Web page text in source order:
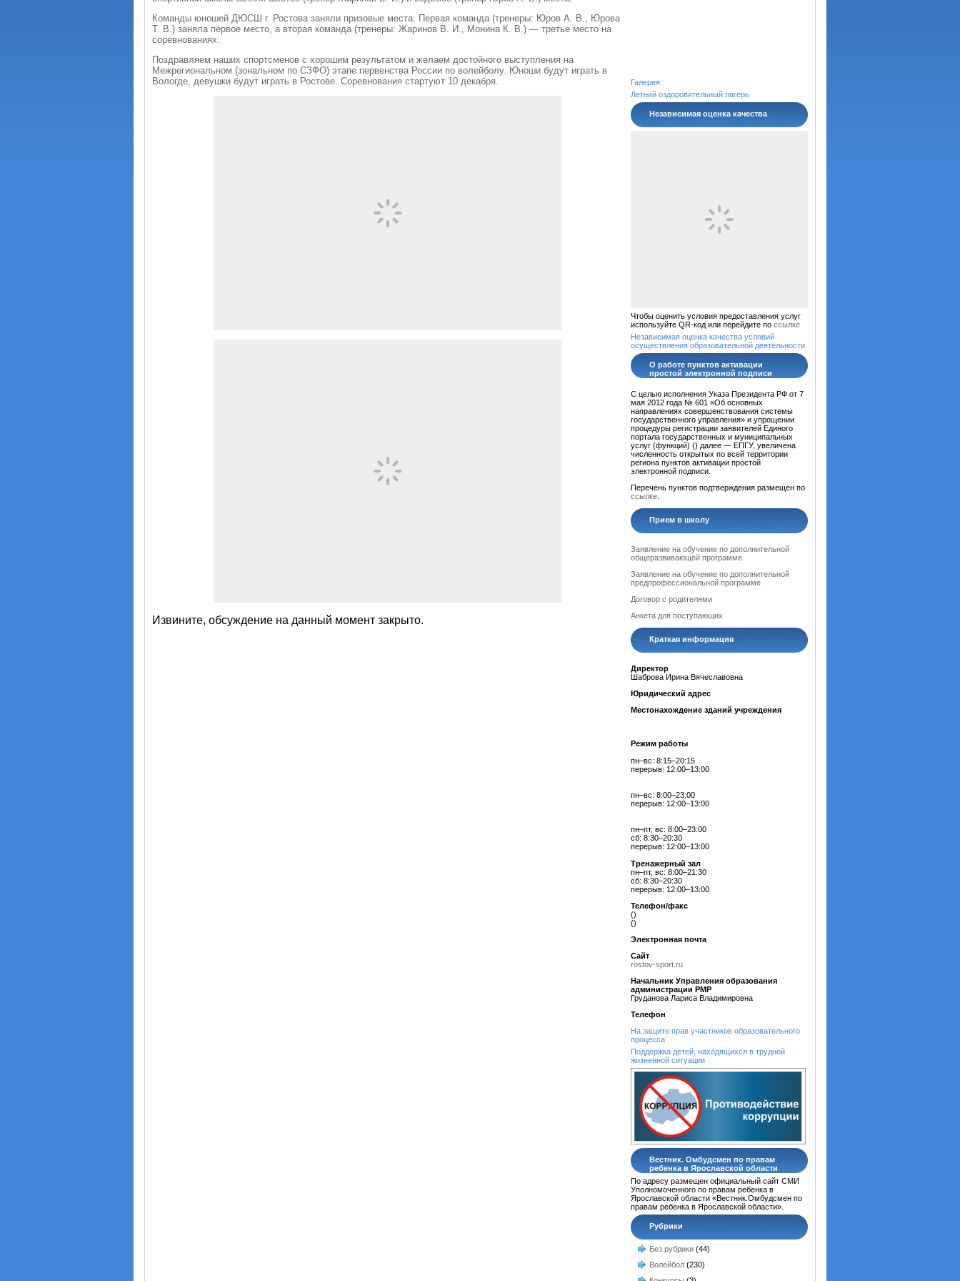
Команды юношей ДЮСШ г. Ростова заняли призовые места. Первая команда (тренеры: Юров А. В., Юрова
Т. В.) заняла первое место, а вторая команда (тренеры: Жаринов В. И., Монина К. В.) — третье место на
соревнованиях.
Поздравляем наших спортсменов с хорошим результатом и желаем достойного выступления на
Межрегиональном (зональном по СЗФО) этапе первенства России по волейболу. Юноши будут играть в
Вологде, девушки будут играть в Ростове. Соревнования стартуют 10 декабря.
Извините, обсуждение на данный момент закрыто.
Галерея
Летний оздоровительный лагерь
Независимая оценка качества
Чтобы оценить условия предоставления услуг
используйте QR-код или перейдите по ссылке
Независимая оценка качества условий
осуществления образовательной деятельности
О работе пунктов активации
простой электронной подписи
С целью исполнения Указа Президента РФ от 7
мая 2012 года № 601 «Об основных
направлениях совершенствования системы
государственного управления» и упрощении
процедуры регистрации заявителей Единого
портала государственных и муниципальных
услуг (функций) () далее — ЕПГУ, увеличена
численность открытых по всей территории
региона пунктов активации простой
электронной подписи.
Перечень пунктов подтверждения размещен по
ссылке
Прием в школу
Заявление на обучение по дополнительной
общеразвивающей программе
Заявление на обучение по дополнительной
предпрофессиональной программе
Договор с родителями
Анкета для поступающих
Краткая информация
Директор
Шаброва Ирина Вячеславовна
Юридический адрес
Местонахождение зданий учреждения
Режим работы
пн–вс: 8:15–20:15
перерыв: 12:00–13:00
пн–вс: 8:00–23:00
перерыв: 12:00–13:00
пн–пт, вс: 8:00–23:00
сб: 8:30–20:30
перерыв: 12:00–13:00
Тренажерный зал
пн–пт, вс: 8:00–21:30
сб: 8:30–20:30
перерыв: 12:00–13:00
Телефон/факс
()
()
Электронная почта
Сайт
rostov-sport.ru
Начальник Управления образования
администрации РМР
Груданова Лариса Владимировна
Телефон
На защите прав участников образовательного
процесса
Поддержка детей, находящихся в трудной
жизненной ситуации
Вестник. Омбудсмен по правам
ребенка в Ярославской области
По адресу размещен официальный сайт СМИ
Уполномоченного по правам ребенка в
Ярославской области «Вестник.Омбудсмен по
правам ребенка в Ярославской области».
Рубрики
Без рубрики (44)
Волейбол (230)